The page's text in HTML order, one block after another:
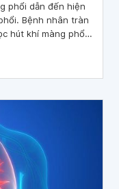
phổi dẫn đến hiện
Bệnh nhân tràn
hút khí màng phổi